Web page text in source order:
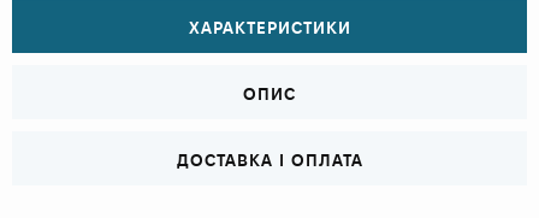
ХАРАКТЕРИСТИКИ
ОПИС
ДОСТАВКА І ОПЛАТА